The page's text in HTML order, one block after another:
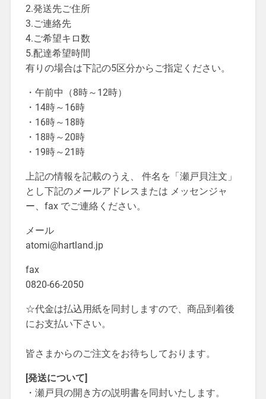
2.発送先ご住所
3.ご連絡先
4.ご希望キロ数
5.配達希望時間
有りの場合は下記の5区分からご指定ください。
・午前中（8時～12時）
・14時～16時
・16時～18時
・18時～20時
・19時～21時
上記の情報を記載のうえ、 件名を「瀬戸貝注文」
とし下記のメールアドレスまたは メッセンジャ
ー、fax でご連絡ください。
メール
atomi@hartland.jp
fax
0820-66-2050
☆代金は払込用紙を同封しますので、商品到着後
にお支払い下さい。
皆さまからのご注文をお待ちしております。
[発送について]
・瀬戸貝の開き方の説明書を同封いたします。